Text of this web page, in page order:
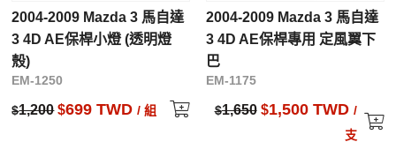
2004-2009 Mazda 3 馬自達
3 4D AE保桿小燈 (透明燈
殼)
EM-1250
$1,200 $699 TWD/ 組
2004-2009 Mazda 3 馬自達
3 4D AE保桿專用 定風翼下
巴
EM-1175
$1,650 $1,500 TWD /
支